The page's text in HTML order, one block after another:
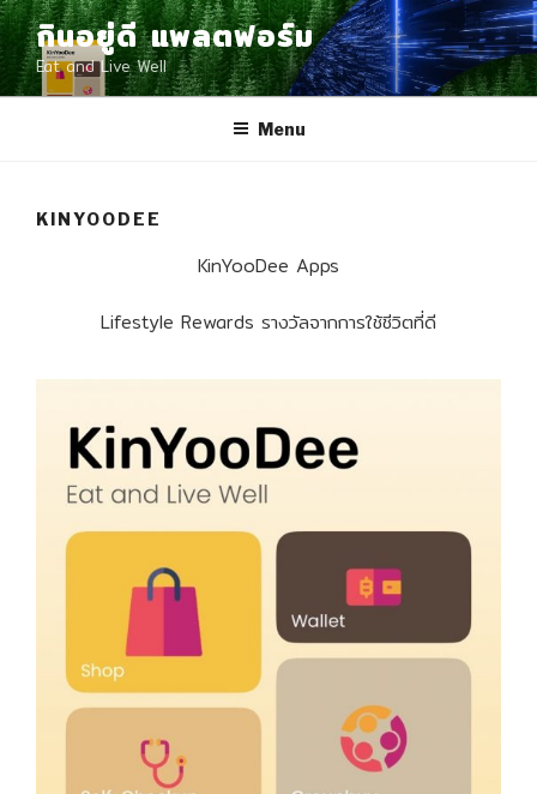
Skip
to
content
กินอยู่ดี แพลตฟอร์ม
Eat and Live Well
Menu
KINYOODEE
KinYooDee Apps
Lifestyle Rewards รางวัลจากการใช้ชีวิตที่ดี